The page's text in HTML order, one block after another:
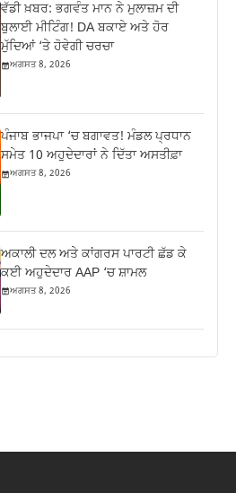
ਵੱਡੀ ਖ਼ਬਰ: ਭਗਵੰਤ ਮਾਨ ਨੇ ਮੁਲਾਜ਼ਮ ਦੀ
ਬੁਲਾਈ ਮੀਟਿੰਗ! DA ਬਕਾਏ ਅਤੇ ਹੋਰ
ਮੁੱਦਿਆਂ ‘ਤੇ ਹੋਵੇਗੀ ਚਰਚਾ
ਅਗਸਤ 8, 2026
ਪੰਜਾਬ ਭਾਜਪਾ ‘ਚ ਬਗਾਵਤ! ਮੰਡਲ ਪ੍ਰਧਾਨ
ਸਮੇਤ 10 ਅਹੁਦੇਦਾਰਾਂ ਨੇ ਦਿੱਤਾ ਅਸਤੀਫ਼ਾ
ਅਗਸਤ 8, 2026
ਅਕਾਲੀ ਦਲ ਅਤੇ ਕਾਂਗਰਸ ਪਾਰਟੀ ਛੱਡ ਕੇ
ਕਈ ਅਹੁਦੇਦਾਰ AAP ‘ਚ ਸ਼ਾਮਲ
ਅਗਸਤ 8, 2026